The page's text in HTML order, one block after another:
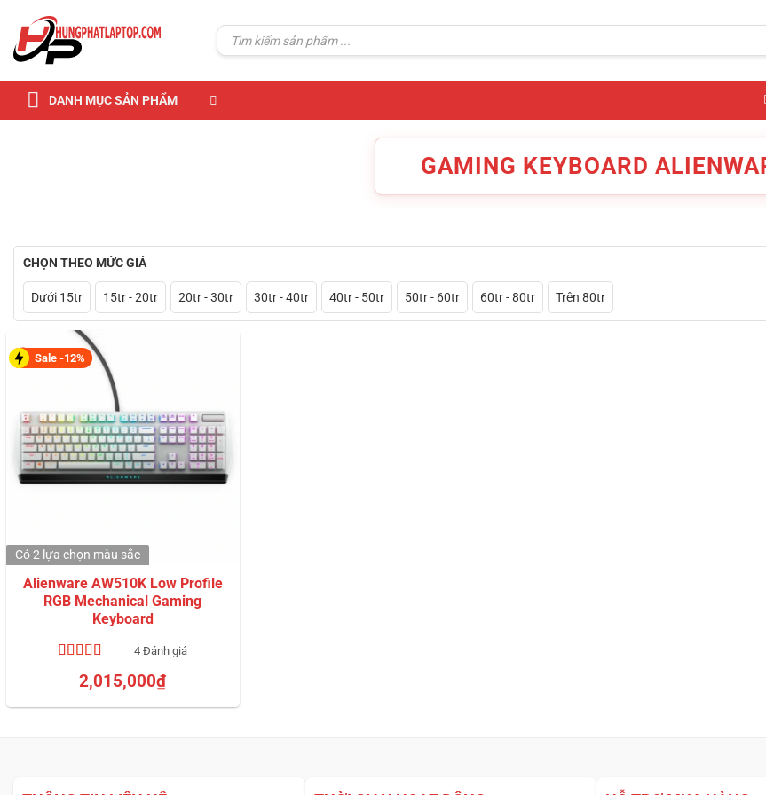
content
Tìm
kiếm:
DANH MỤC SẢN PHẨM
GAMING KEYBOARD
CHỌN THEO MỨC GIÁ
Dưới 15tr 15tr - 20tr 20tr - 30tr 30tr - 40tr 40tr - 50tr 50tr - 60tr 60tr - 80tr Trên 80tr
Sale -12%
Alienware AW510K Low Profile
RGB Mechanical Gaming
Keyboard
5.00trên 5
dựa trên
4 Đánh giá
2,015,000₫
Có 2 lựa chọn màu sắc